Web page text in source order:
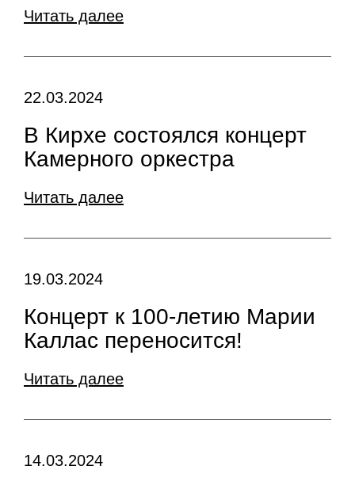
Читать далее
22.03.2024
В Кирхе состоялся концерт
Камерного оркестра
Читать далее
19.03.2024
Концерт к 100-летию Марии
Каллас переносится!
Читать далее
14.03.2024